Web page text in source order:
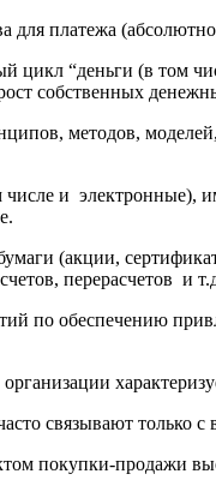
для платежа
цикл “деньги (в том
собственных
методов,
числе и электронные),
(акции,
перерасчетов и
по обеспечению
связывают только
покупки-продажи